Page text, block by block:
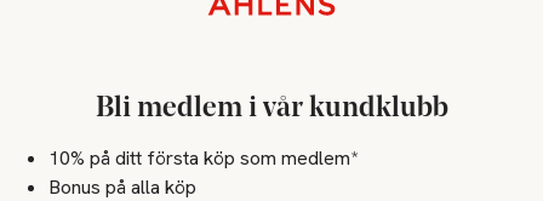
Bli medlem i vår kundklubb
10% på ditt första köp som medlem*
Bonus på alla köp